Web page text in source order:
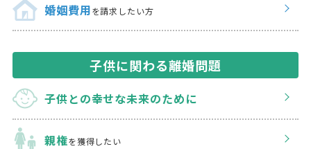
婚姻費用を請求したい方
子供に関わる離婚問題
子供との幸せな未来のために
親権を獲得したい